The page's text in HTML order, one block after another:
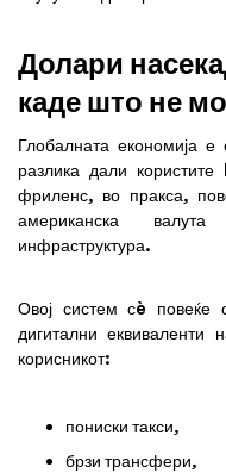
Долари
каде што не
Глобалната економија
разлика дали
фриленс, во пракса,
американска
инфраструктура.
Овој систем сè
дигитални еквиваленти
корисникот:
пониски такси,
брзи трансфери,